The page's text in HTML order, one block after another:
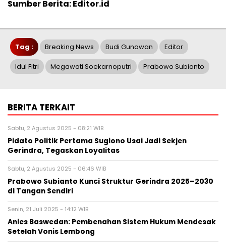
Sumber Berita: Editor.id
Tag : Breaking News Budi Gunawan Editor
Idul Fitri Megawati Soekarnoputri Prabowo Subianto
BERITA TERKAIT
Sabtu, 2 Agustus 2025 - 08:21 WIB
Pidato Politik Pertama Sugiono Usai Jadi Sekjen
Gerindra, Tegaskan Loyalitas
Sabtu, 2 Agustus 2025 - 06:46 WIB
Prabowo Subianto Kunci Struktur Gerindra 2025–2030
di Tangan Sendiri
Senin, 21 Juli 2025 - 14:12 WIB
Anies Baswedan: Pembenahan Sistem Hukum Mendesak
Setelah Vonis Lembong